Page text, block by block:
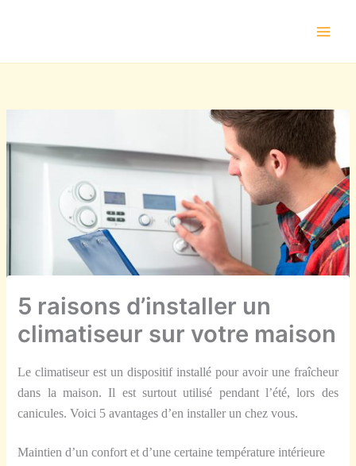
5 raisons d’installer un
climatiseur sur votre maison
Le climatiseur est un dispositif installé pour avoir une fraîcheur
dans la maison. Il est surtout utilisé pendant l’été, lors des
canicules. Voici 5 avantages d’en installer un chez vous.
Maintien d’un confort et d’une certaine température intérieure